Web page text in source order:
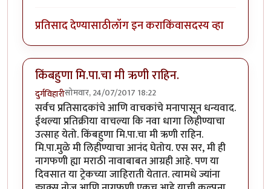
प्रतिसाद देण्यासाठीलॉग इन कराकिंवासदस्य व्हा
किंबहुणा मि.पा.चा मी ऋणी राहिन.
दुर्गविहारीसोमवार, 24/07/2017 18:22
सर्वच प्रतिसादकांचे आणि वाचकांचे मनापासून धन्यवाद.
ईथल्या प्रतिक्रीया वाचल्या कि नवा धागा लिहीण्याचा
उत्साह येतो. किंबहुणा मि.पा.चा मी ऋणी राहिन.
मि.पा.मुळे मी लिहीण्याचा आनंद घेतोय. एस सर, मी ही
नागफणी ह्या मराठी नावाबाबत आग्रही आहे. पण या
दिवसात या ट्रेकच्या जाहिराती येतात. त्यामधे ज्यांना